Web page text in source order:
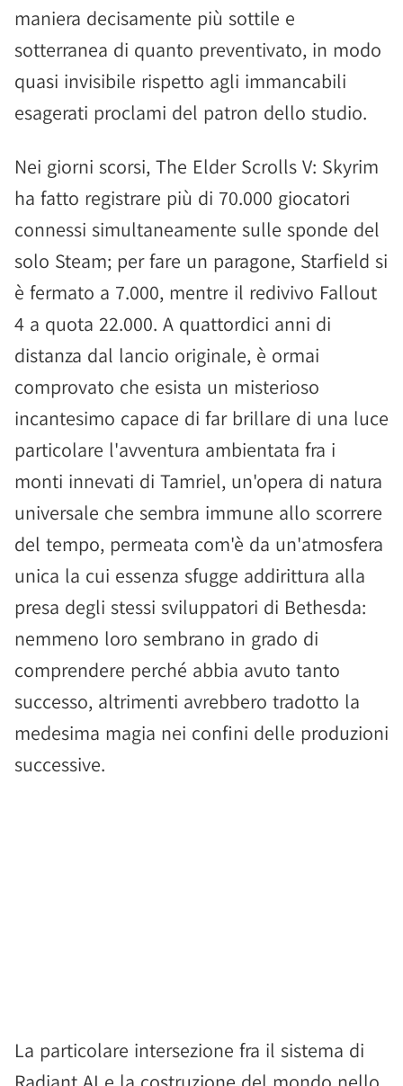
maniera decisamente più sottile e
sotterranea di quanto preventivato, in modo
quasi invisibile rispetto agli immancabili
esagerati proclami del patron dello studio.
Nei giorni scorsi, The Elder Scrolls V: Skyrim
ha fatto registrare più di 70.000 giocatori
connessi simultaneamente sulle sponde del
solo Steam; per fare un paragone, Starfield si
è fermato a 7.000, mentre il redivivo Fallout
4 a quota 22.000. A quattordici anni di
distanza dal lancio originale, è ormai
comprovato che esista un misterioso
incantesimo capace di far brillare di una luce
particolare l'avventura ambientata fra i
monti innevati di Tamriel, un'opera di natura
universale che sembra immune allo scorrere
del tempo, permeata com'è da un'atmosfera
unica la cui essenza sfugge addirittura alla
presa degli stessi sviluppatori di Bethesda:
nemmeno loro sembrano in grado di
comprendere perché abbia avuto tanto
successo, altrimenti avrebbero tradotto la
medesima magia nei confini delle produzioni
successive.
La particolare intersezione fra il sistema di